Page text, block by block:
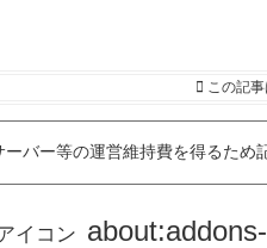
この記
ーバー等の運営維持費を得るため